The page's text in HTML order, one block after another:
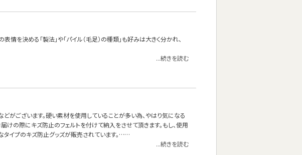
情を決める「製法」や「パイル（毛足）の種類」も好みは大きく分かれ、
...続きを読む
がございます。硬い素材を使用していることが多い為、やはり気になる
けの際にキズ防止のフェルトを付けて納入をさせて頂きます。もし、使用
タイプのキズ防止グッズが販売されています。……
...続きを読む